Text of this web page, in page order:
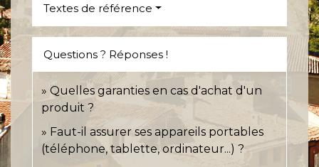
Textes de référence
Questions ? Réponses !
Quelles garanties en cas d'achat d'un
produit ?
Faut-il assurer ses appareils portables
(téléphone, tablette, ordinateur...) ?